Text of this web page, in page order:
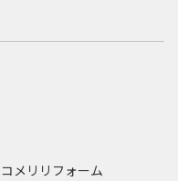
コメリリフォーム